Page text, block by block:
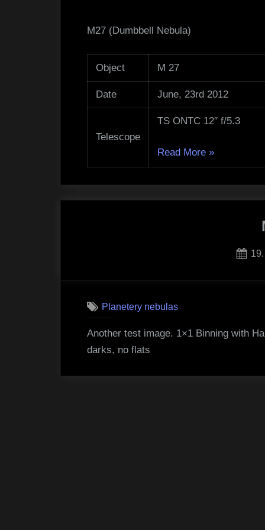
M27 (Dumbbell Nebula)
Object M 27
Date June, 23rd 2012
Telescope
TS ONTC 12″ f/5.3
Read More„M27“
»
Planetery nebulas
Another test image. 1×1 Binning with
darks, no flats